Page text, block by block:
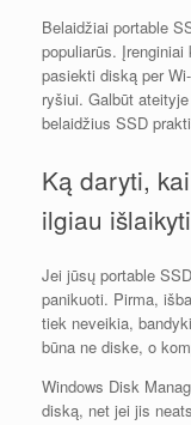
Belaidžiai portable
populiarūs.
pasiekti diską per
ryšiui. Galbūt
belaidžius SSD
Ką daryti,
ilgiau
Jei jūsų portable
panikuoti. Pirma,
tiek neveikia,
būna ne diske, o
Windows Disk
diską, net jei jis